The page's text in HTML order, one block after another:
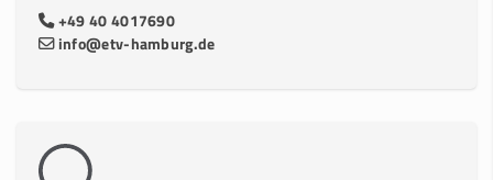
+49 40 4017690
info@etv-hamburg.de